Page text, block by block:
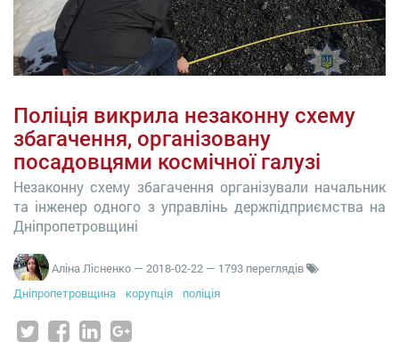
Поліція викрила незаконну схему
збагачення, організовану
посадовцями космічної галузі
Незаконну схему збагачення організували начальник
та інженер одного з управлінь держпідприємства на
Дніпропетровщині
Аліна Лісненко — 2018-02-22 — 1793 переглядів
Дніпропетровщина
корупція поліція